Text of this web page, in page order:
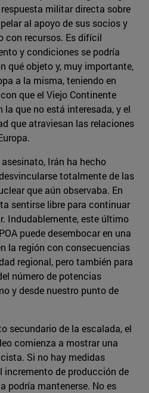
militar directa sobre
al apoyo de sus socios y
con recursos. Es difícil
y condiciones se podría
qué objeto y, muy importante,
a la misma, teniendo en
que el Viejo Continente
la que no está interesada, y el
que atraviesan las relaciones
Irán ha hecho
totalmente de las
que aún observaba. En
sentirse libre para continuar
Indudablemente, este último
puede desembocar en una
la región con consecuencias
regional, pero también para
número de potencias
y desde nuestro punto de
secundario de la escalada, el
comienza a mostrar una
Si no hay medidas
incremento de producción de
podría mantenerse. No es